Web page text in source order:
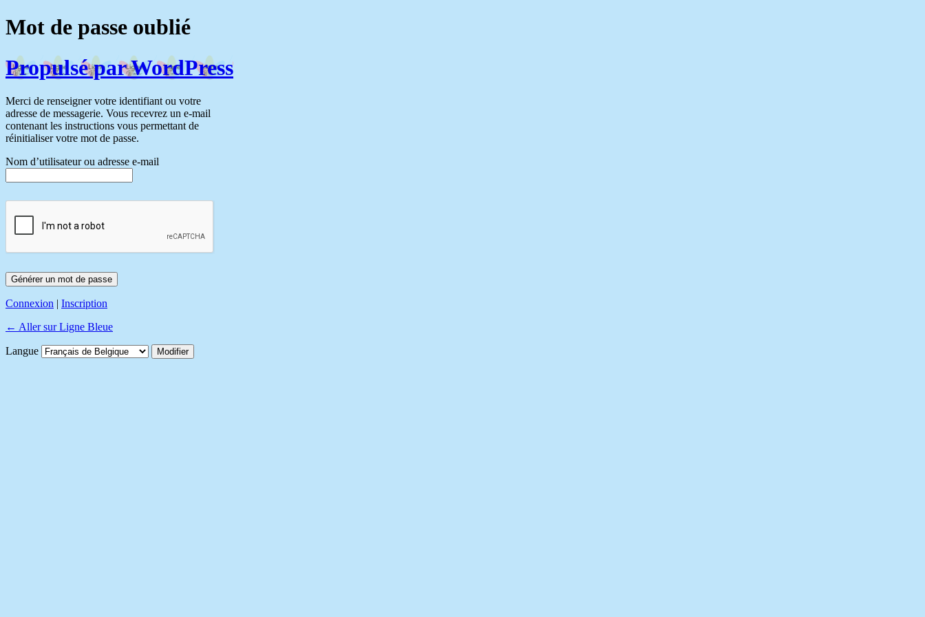
Mot de passe oublié
Propulsé par WordPress
Merci de renseigner votre identifiant ou votre
adresse de messagerie. Vous recevrez un e-mail
contenant les instructions vous permettant de
réinitialiser votre mot de passe.
Nom d’utilisateur ou adresse e-mail
Connexion | Inscription
← Aller sur Ligne Bleue
Langue